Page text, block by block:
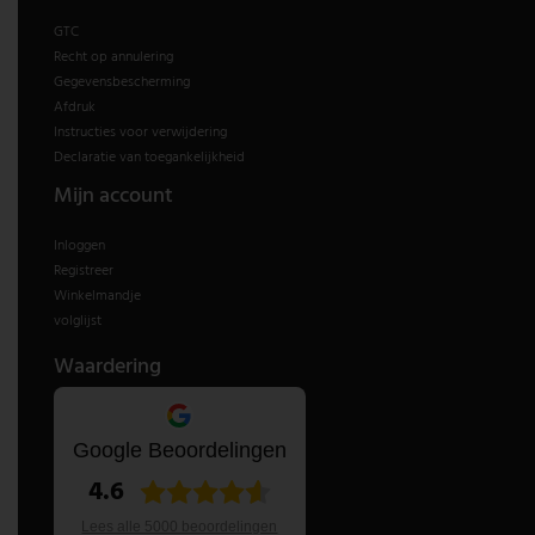
GTC
Recht op annulering
Gegevensbescherming
Afdruk
Instructies voor verwijdering
Declaratie van toegankelijkheid
Mijn account
Inloggen
Registreer
Winkelmandje
volglijst
Waardering
Google Beoordelingen
4.6